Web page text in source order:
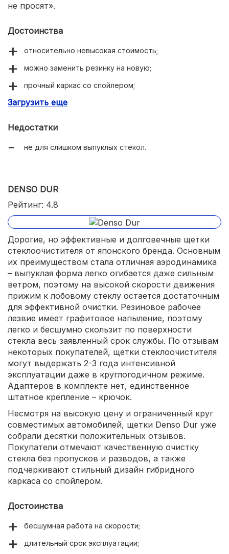
не просят».
Достоинства
относительно невысокая стоимость;
можно заменить резинку на новую;
прочный каркас со спойлером;
высокая устойчивость к коррозии.
Загрузить еще
Недостатки
не для слишком выпуклых стекол.
DENSO DUR
Рейтинг: 4.8
Дорогие, но эффективные и долговечные щетки
стеклоочистителя от японского бренда. Основным
их преимуществом стала отличная аэродинамика
– выпуклая форма легко огибается даже сильным
ветром, поэтому на высокой скорости движения
прижим к лобовому стеклу остается достаточным
для эффективной очистки. Резиновое рабочее
лезвие имеет графитовое напыление, поэтому
легко и бесшумно скользит по поверхности
стекла весь заявленный срок службы. По отзывам
некоторых покупателей, щетки стеклоочистителя
могут выдержать 2-3 года интенсивной
эксплуатации даже в круглогодичном режиме.
Адаптеров в комплекте нет, единственное
штатное крепление – крючок.
Несмотря на высокую цену и ограниченный круг
совместимых автомобилей, щетки Denso Dur уже
собрали десятки положительных отзывов.
Покупатели отмечают качественную очистку
стекла без пропусков и разводов, а также
подчеркивают стильный дизайн гибридного
каркаса со спойлером.
Достоинства
бесшумная работа на скорости;
длительный срок эксплуатации;